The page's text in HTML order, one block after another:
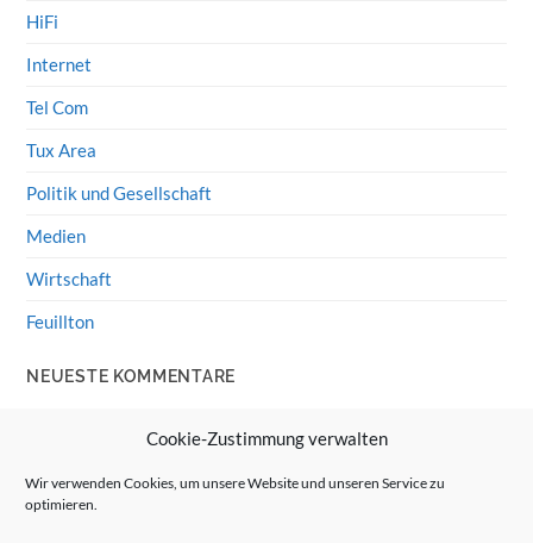
Cookie-Zustimmung verwalten
Wir verwenden Cookies, um unsere Website und unseren Service zu
optimieren.
HiFi
Internet
Tel Com
Tux Area
Politik und Gesellschaft
Medien
Wirtschaft
Feuillton
NEUESTE KOMMENTARE
Wolff von Rechenberg